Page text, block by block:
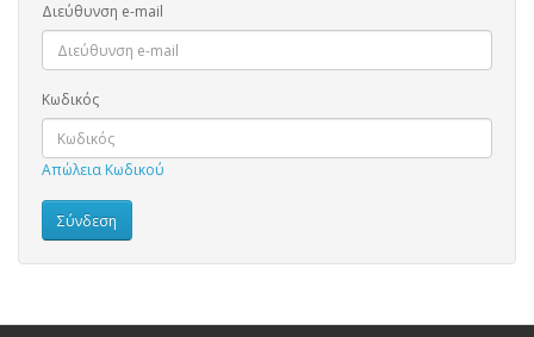
Διεύθυνση e-mail
Κωδικός
Απώλεια Κωδικού